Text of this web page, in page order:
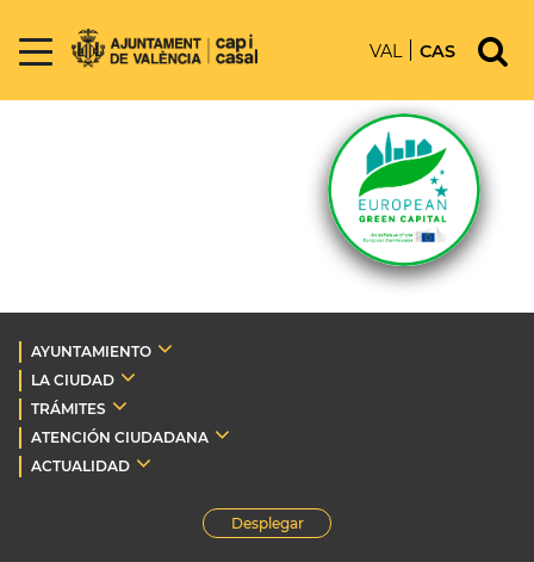
VAL CAS
AYUNTAMIENTO
LA CIUDAD
TRÁMITES
ATENCIÓN CIUDADANA
ACTUALIDAD
Desplegar